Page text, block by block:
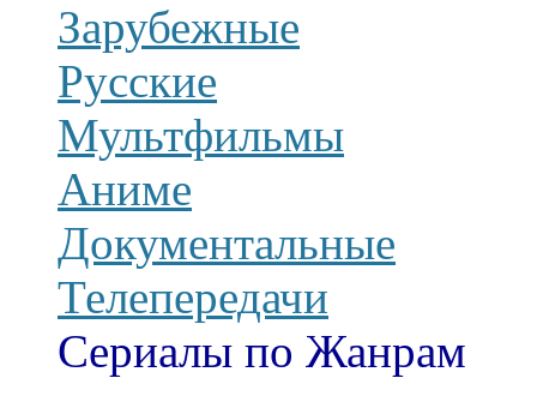
Зарубежные
Русские
Мультфильмы
Аниме
Документальные
Телепередачи
Сериалы по Жанрам